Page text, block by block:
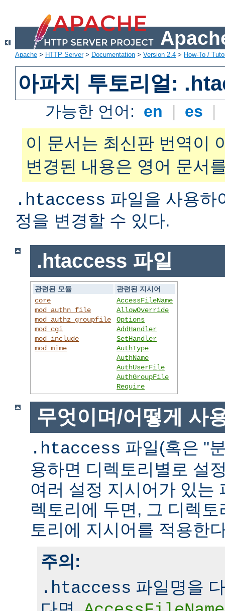
Apache > HTTP Server> Documentation > Version 2.4 > How-To /
아파치 투토리얼:
가능한 언어: en | es |
이 문서는 최신판 번역이
변경된 내용은 영어 문서
.htaccess 파일을 사용하
정을 변경할 수 있다.
.htaccess 파일
관련된 모듈
관련된 지시어
core
mod_authn_file
mod_authz_groupfile
mod_cgi
mod_include
mod_mime
AccessFileName
AllowOverride
Options
AddHandler
SetHandler
AuthType
AuthName
AuthUserFile
AuthGroupFile
Require
무엇이며/어떻게 사
.htaccess 파일(혹은 "
용하면 디렉토리별로 설
여러 설정 지시어가 있는
렉토리에 두면, 그 디렉
토리에 지시어를 적용한
주의:
.htaccess 파일명을